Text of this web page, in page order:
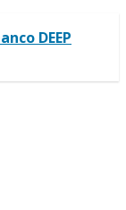
DEEP